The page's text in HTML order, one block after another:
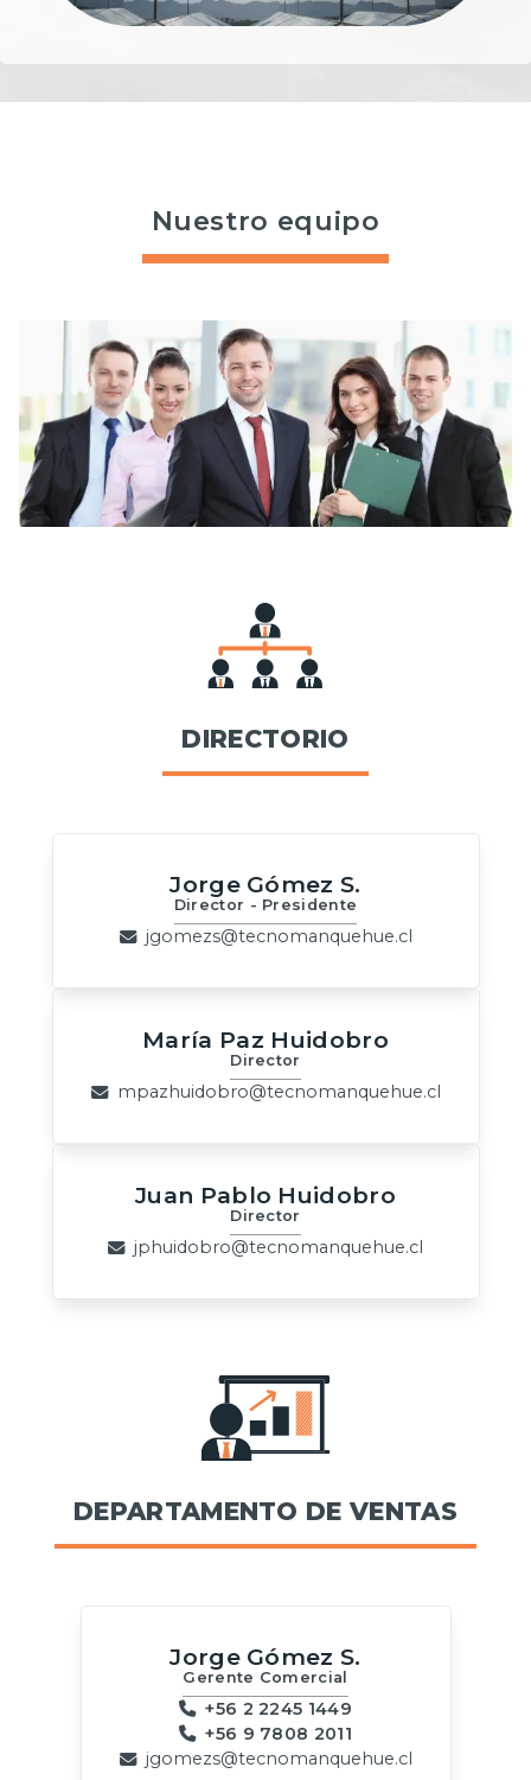
Nuestro equipo
DIRECTORIO
Jorge Gómez S.
Director - Presidente
jgomezs@tecnomanquehue.cl
María Paz Huidobro
Director
mpazhuidobro@tecnomanquehue.cl
Juan Pablo Huidobro
Director
jphuidobro@tecnomanquehue.cl
DEPARTAMENTO DE VENTAS
Jorge Gómez S.
Gerente Comercial
+56 2 2245 1449
+56 9 7808 2011
jgomezs@tecnomanquehue.cl